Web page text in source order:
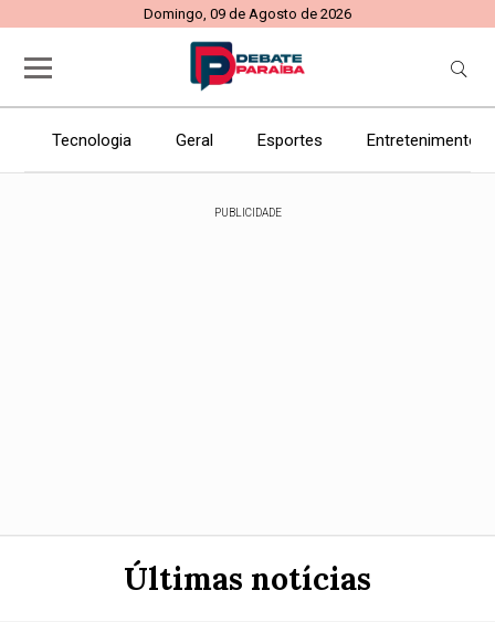
Domingo, 09 de Agosto de 2026
Tecnologia Geral Esportes Entretenimento
PUBLICIDADE
Últimas notícias